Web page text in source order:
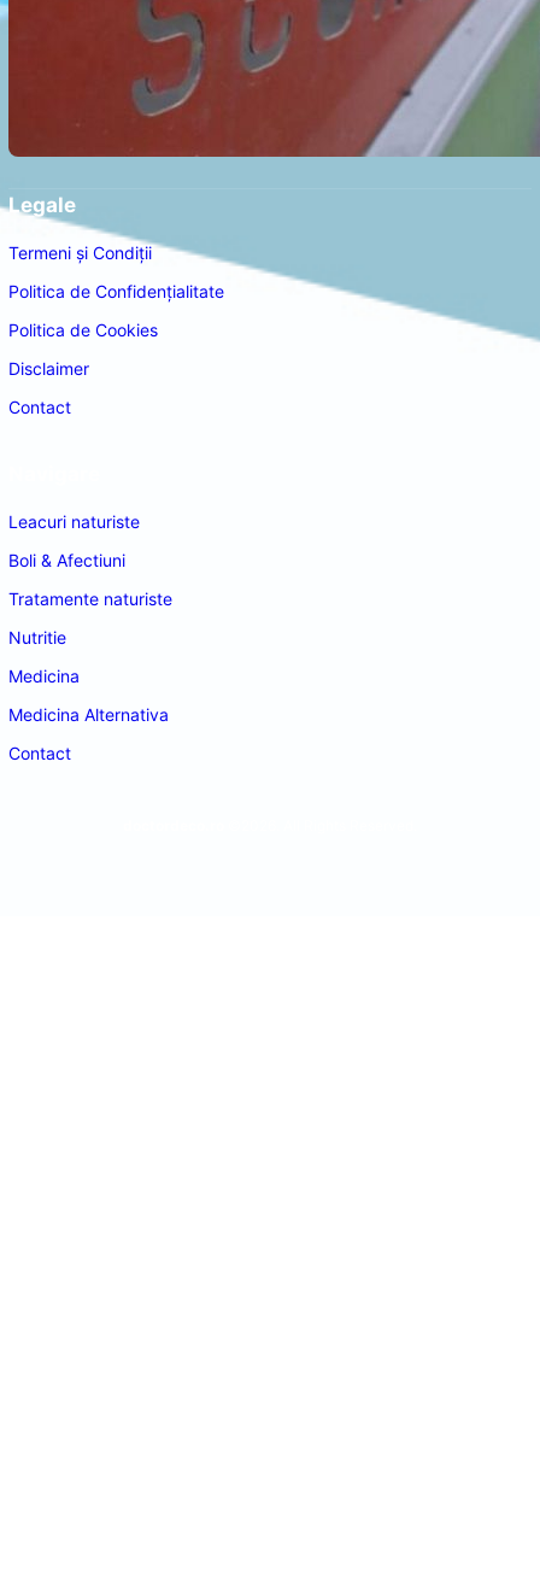
Legale
Termeni și Condiții
Politica de Confidențialitate
Politica de Cookies
Disclaimer
Contact
Leacuri naturiste
Boli & Afectiuni
Tratamente naturiste
Nutritie
Medicina
Medicina Alternativa
Contact